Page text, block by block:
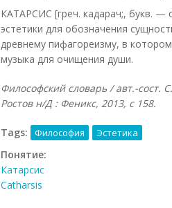
КАТАРСИС [греч. кадарач;, букв.
эстетики для обозначения
древнему пифагореизму, в
музыка для очищения души.
Философский словарь / авт.-
Ростов н/Д : Феникс, 2013, с 158.
Tags: Философия Эстетика
Понятие:
Катарсис
Catharsis